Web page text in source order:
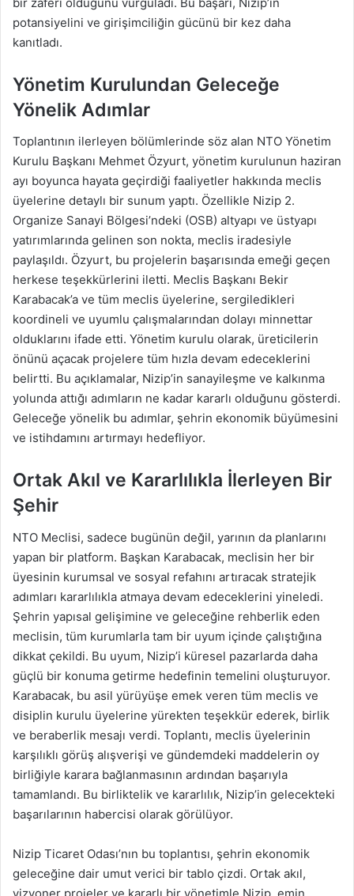
potansiyelini ve girişimciliğin gücünü bir kez daha
kanıtladı.
Yönetim Kurulundan Geleceğe
Yönelik Adımlar
Toplantının ilerleyen bölümlerinde söz alan NTO Yönetim
Kurulu Başkanı Mehmet Özyurt, yönetim kurulunun haziran
ayı boyunca hayata geçirdiği faaliyetler hakkında meclis
üyelerine detaylı bir sunum yaptı. Özellikle Nizip 2.
Organize Sanayi Bölgesi’ndeki (OSB) altyapı ve üstyapı
yatırımlarında gelinen son nokta, meclis iradesiyle
paylaşıldı. Özyurt, bu projelerin başarısında emeği geçen
herkese teşekkürlerini iletti. Meclis Başkanı Bekir
Karabacak’a ve tüm meclis üyelerine, sergiledikleri
koordineli ve uyumlu çalışmalarından dolayı minnettar
olduklarını ifade etti. Yönetim kurulu olarak, üreticilerin
önünü açacak projelere tüm hızla devam edeceklerini
belirtti. Bu açıklamalar, Nizip’in sanayileşme ve kalkınma
yolunda attığı adımların ne kadar kararlı olduğunu gösterdi.
Geleceğe yönelik bu adımlar, şehrin ekonomik büyümesini
ve istihdamını artırmayı hedefliyor.
Ortak Akıl ve Kararlılıkla İlerleyen Bir
Şehir
NTO Meclisi, sadece bugünün değil, yarının da planlarını
yapan bir platform. Başkan Karabacak, meclisin her bir
üyesinin kurumsal ve sosyal refahını artıracak stratejik
adımları kararlılıkla atmaya devam edeceklerini yineledi.
Şehrin yapısal gelişimine ve geleceğine rehberlik eden
meclisin, tüm kurumlarla tam bir uyum içinde çalıştığına
dikkat çekildi. Bu uyum, Nizip’i küresel pazarlarda daha
güçlü bir konuma getirme hedefinin temelini oluşturuyor.
Karabacak, bu asil yürüyüşe emek veren tüm meclis ve
disiplin kurulu üyelerine yürekten teşekkür ederek, birlik
ve beraberlik mesajı verdi. Toplantı, meclis üyelerinin
karşılıklı görüş alışverişi ve gündemdeki maddelerin oy
birliğiyle karara bağlanmasının ardından başarıyla
tamamlandı. Bu birliktelik ve kararlılık, Nizip’in gelecekteki
başarılarının habercisi olarak görülüyor.
Nizip Ticaret Odası’nın bu toplantısı, şehrin ekonomik
geleceğine dair umut verici bir tablo çizdi. Ortak akıl,
vizyoner projeler ve kararlı bir yönetimle Nizip, emin